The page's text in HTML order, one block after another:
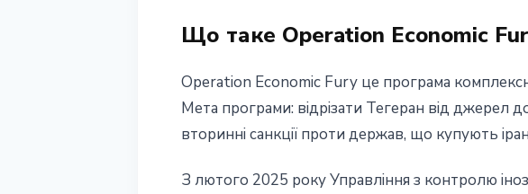
30 квітня 2026 р.3 хв читання
Наталія Дорофєєва
Що таке Operation Economic
Operation Economic Fury це програма
Мета програми: відрізати Тегеран від джерел
вторинні санкції проти держав, що купують
З лютого 2025 року Управління з контролю